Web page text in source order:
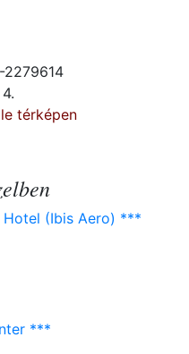
térképen
(Ibis Aero) ***
***